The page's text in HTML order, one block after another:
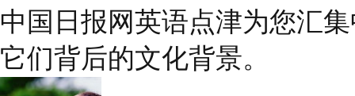
中国日报网英语点津为您汇
它们背后的文化背景。